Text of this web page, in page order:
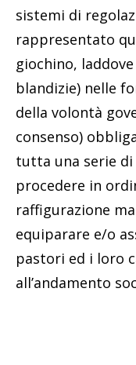
sistemi di
rappresentato
giochino,
blandizie) nelle
della volontà
consenso)
tutta una serie
procedere in
raffigurazione
equiparare e/o
pastori ed i loro
all’andamento